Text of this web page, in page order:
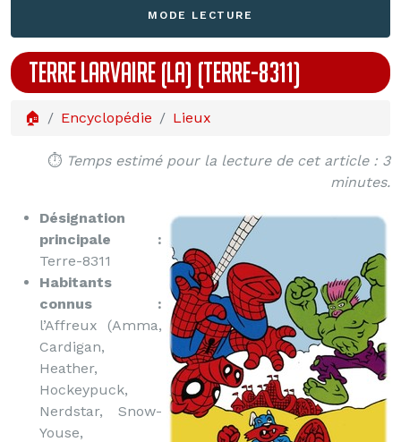
MODE LECTURE
TERRE LARVAIRE (LA) (TERRE-8311)
🏠 Encyclopédie Lieux
⏱️ Temps estimé pour la lecture de cet article : 3
minutes.
Désignation
principale :
Terre-8311
Habitants
connus :
l’Affreux (Amma,
Cardigan,
Heather,
Hockeypuck,
Nerdstar, Snow-
Youse,